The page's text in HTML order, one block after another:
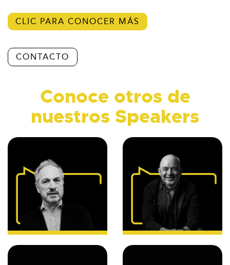
CLIC PARA CONOCER MÁS
CONTACTO
Conoce otros de
nuestros Speakers